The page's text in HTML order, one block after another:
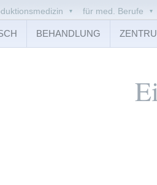
BEHANDLUNG
für med. Berufe